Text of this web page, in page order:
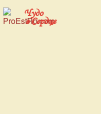
Чудо
в Сердце